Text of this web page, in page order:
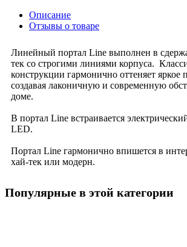
Описание
Отзывы о товаре
Линейный портал Line выполнен в
тек со строгими линиями корпуса.
конструкции гармонично оттеняет яркое
создавая лаконичную и современную
доме.
В портал Line встраивается
LED.
Портал Line гармонично впишется в
хай-тек или модерн.
Популярные в этой категории